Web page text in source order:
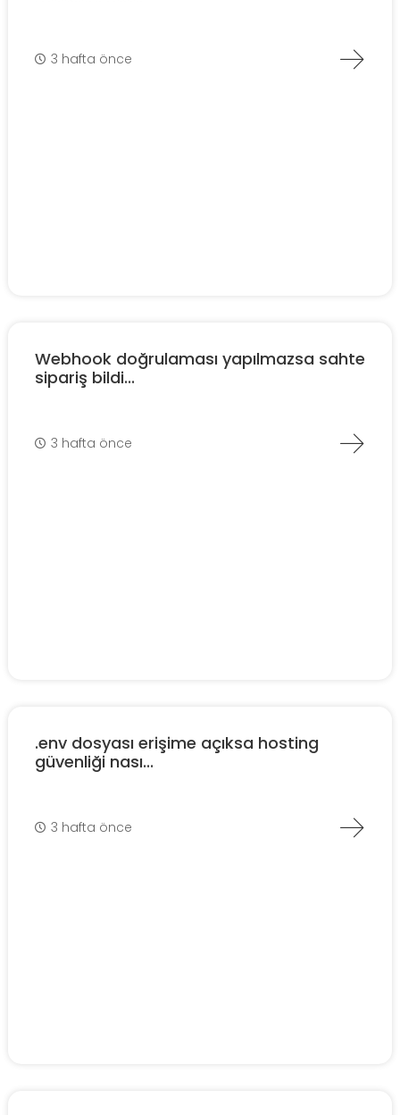
3 hafta önce
Webhook doğrulaması yapılmazsa sahte
sipariş bildi...
3 hafta önce
.env dosyası erişime açıksa hosting
güvenliği nası...
3 hafta önce